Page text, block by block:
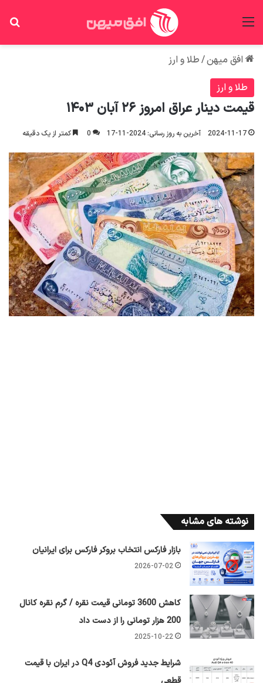
افق میهن/طلا و ارز
طلا و ارز
قیمت دینار عراق امروز ۲۶ آبان ۱۴۰۳
2024-11-17 آخرین به روز رسانی: 2024-11-17 0 کمتر از یک دقیقه
نوشته های مشابه
بازار فارکس انتخاب بروکر فارکس برای ایرانیان
2026-07-02
کاهش 3600 تومانی قیمت نقره / گرم نقره کانال
200 هزار تومانی را از دست داد
2025-10-22
شرایط جدید فروش آئودی Q4 در ایران با قیمت